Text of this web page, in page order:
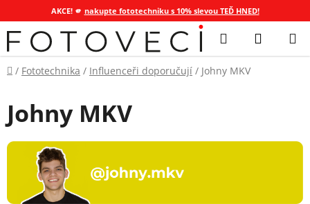
AKCE! 🫵 nakupte fototechniku s 10% slevou TEĎ HNED!
Přejít
na
obsah
Hledat
KOŠÍK
Domů
/ Fototechnika / Influenceři doporučují / Johny MKV
Johny MKV